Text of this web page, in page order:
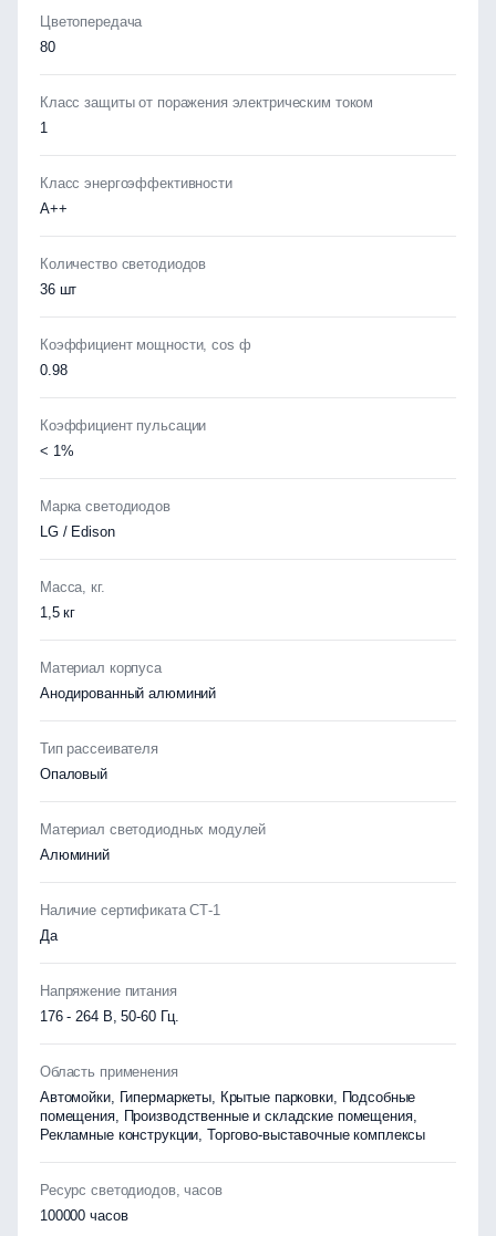
Цветопередача
80
Класс защиты от поражения электрическим током
1
Класс энергоэффективности
А++
Количество светодиодов
36 шт
Коэффициент мощности, cos ф
0.98
Коэффициент пульсации
< 1%
Марка светодиодов
LG / Edison
Масса, кг.
1,5 кг
Материал корпуса
Анодированный алюминий
Тип рассеивателя
Опаловый
Материал светодиодных модулей
Алюминий
Наличие сертификата СТ-1
Да
Напряжение питания
176 - 264 В, 50-60 Гц.
Область применения
Автомойки, Гипермаркеты, Крытые парковки, Подсобные
помещения, Производственные и складские помещения,
Рекламные конструкции, Торгово-выставочные комплексы
Ресурс светодиодов, часов
100000 часов